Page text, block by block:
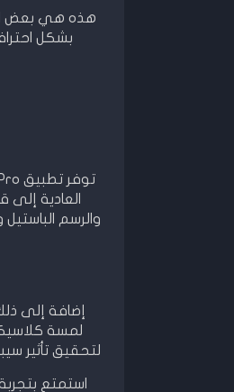
بشكل
العادية إلى
والرسم
لمسة
لتحقيق تأثير